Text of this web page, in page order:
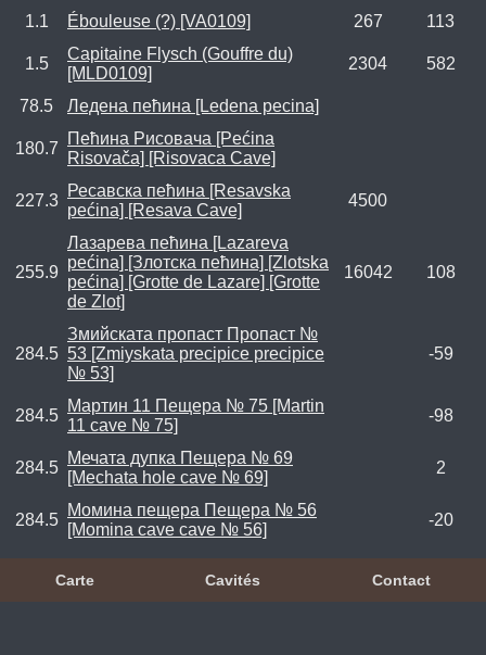
1.1 Ébouleuse (?) [VA0109] 267 113
1.5
Capitaine Flysch (Gouffre du)
[MLD0109]
2304 582
78.5 Ледена пећина [Ledena pecina]
180.7
Пећина Рисовача [Pećina
Risovača] [Risovaca Cave]
227.3
Ресавска пећина [Resavska
pećina] [Resava Cave]
4500
255.9
Лазарева пећина [Lazareva
pećina] [Злотска пећина] [Zlotska
pećina] [Grotte de Lazare] [Grotte
de Zlot]
16042 108
284.5
Змийската пропаст Пропаст №
53 [Zmiyskata precipice precipice
№ 53]
-59
284.5
Мартин 11 Пещера № 75 [Martin
11 cave № 75]
-98
284.5
Мечата дупка Пещера № 69
[Mechata hole cave № 69]
2
284.5
Момина пещера Пещера № 56
[Momina cave cave № 56]
-20
Carte Cavités Contact